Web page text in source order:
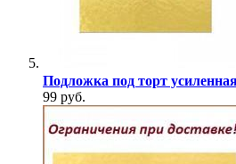
Подложка под торт
99 руб.